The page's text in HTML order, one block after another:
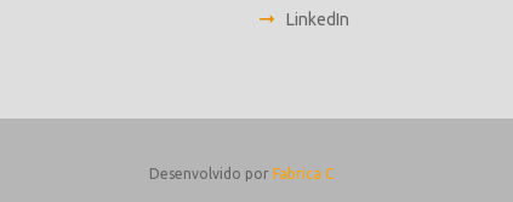
LinkedIn
Desenvolvido por Fabrica C